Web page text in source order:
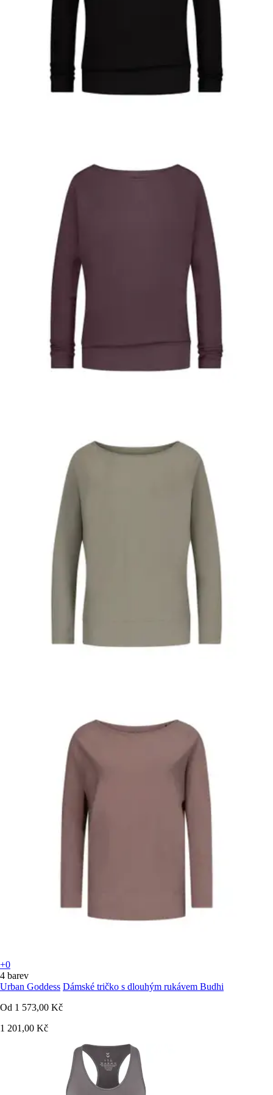
+0
4 barev
Urban Goddess Dámské tričko s dlouhým rukávem Budhi
Od 1 573,00 Kč
1 201,00 Kč